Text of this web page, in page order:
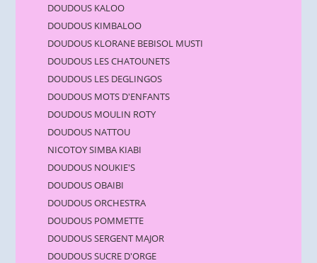
DOUDOUS KALOO
DOUDOUS KIMBALOO
DOUDOUS KLORANE BEBISOL MUSTI
DOUDOUS LES CHATOUNETS
DOUDOUS LES DEGLINGOS
DOUDOUS MOTS D'ENFANTS
DOUDOUS MOULIN ROTY
DOUDOUS NATTOU
NICOTOY SIMBA KIABI
DOUDOUS NOUKIE'S
DOUDOUS OBAIBI
DOUDOUS ORCHESTRA
DOUDOUS POMMETTE
DOUDOUS SERGENT MAJOR
DOUDOUS SUCRE D'ORGE